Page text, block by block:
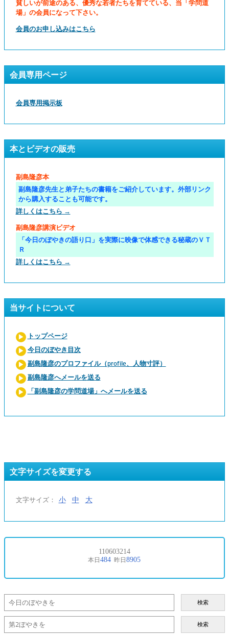
貧しいが前途のある、優秀な若者たちを育てている、当「学問道
場」の会員になって下さい。
会員のお申し込みはこちら
会員専用ページ
会員専用掲示板
本とビデオの販売
副島隆彦本
副島隆彦先生と弟子たちの書籍をご紹介しています。外部リンク
から購入することも可能です。
詳しくはこちら →
副島隆彦講演ビデオ
「今日のぼやきの語り口」を実際に映像で体感できる秘蔵のＶＴ
Ｒ
詳しくはこちら →
当サイトについて
トップページ
今日のぼやき目次
副島隆彦のプロファイル（profile、人物寸評）
副島隆彦へメールを送る
「副島隆彦の学問道場」へメールを送る
文字サイズを変更する
文字サイズ： 小 中 大
検索
検索